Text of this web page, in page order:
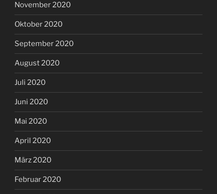
November 2020
Oktober 2020
September 2020
August 2020
Juli 2020
Juni 2020
Mai 2020
April 2020
März 2020
Februar 2020